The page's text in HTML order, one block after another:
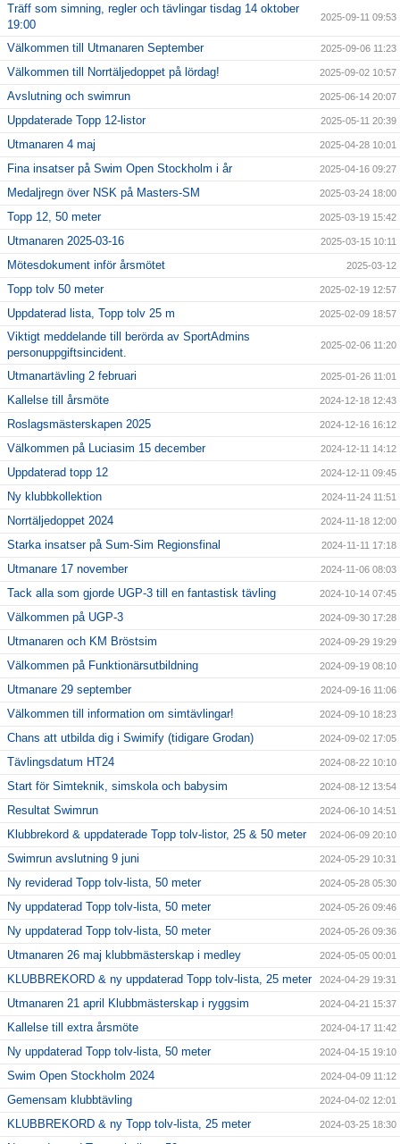
Träff som simning, regler och tävlingar tisdag 14 oktober
19:00
2025-09-11 09:53
Välkommen till Utmanaren September 2025-09-06 11:23
Välkommen till Norrtäljedoppet på lördag! 2025-09-02 10:57
Avslutning och swimrun 2025-06-14 20:07
Uppdaterade Topp 12-listor 2025-05-11 20:39
Utmanaren 4 maj 2025-04-28 10:01
Fina insatser på Swim Open Stockholm i år 2025-04-16 09:27
Medaljregn över NSK på Masters-SM 2025-03-24 18:00
Topp 12, 50 meter 2025-03-19 15:42
Utmanaren 2025-03-16 2025-03-15 10:11
Mötesdokument inför årsmötet 2025-03-12
Topp tolv 50 meter 2025-02-19 12:57
Uppdaterad lista, Topp tolv 25 m 2025-02-09 18:57
Viktigt meddelande till berörda av SportAdmins
personuppgiftsincident.
2025-02-06 11:20
Utmanartävling 2 februari 2025-01-26 11:01
Kallelse till årsmöte 2024-12-18 12:43
Roslagsmästerskapen 2025 2024-12-16 16:12
Välkommen på Luciasim 15 december 2024-12-11 14:12
Uppdaterad topp 12 2024-12-11 09:45
Ny klubbkollektion 2024-11-24 11:51
Norrtäljedoppet 2024 2024-11-18 12:00
Starka insatser på Sum-Sim Regionsfinal 2024-11-11 17:18
Utmanare 17 november 2024-11-06 08:03
Tack alla som gjorde UGP-3 till en fantastisk tävling 2024-10-14 07:45
Välkommen på UGP-3 2024-09-30 17:28
Utmanaren och KM Bröstsim 2024-09-29 19:29
Välkommen på Funktionärsutbildning 2024-09-19 08:10
Utmanare 29 september 2024-09-16 11:06
Välkommen till information om simtävlingar! 2024-09-10 18:23
Chans att utbilda dig i Swimify (tidigare Grodan) 2024-09-02 17:05
Tävlingsdatum HT24 2024-08-22 10:10
Start för Simteknik, simskola och babysim 2024-08-12 13:54
Resultat Swimrun 2024-06-10 14:51
Klubbrekord & uppdaterade Topp tolv-listor, 25 & 50 meter 2024-06-09 20:10
Swimrun avslutning 9 juni 2024-05-29 10:31
Ny reviderad Topp tolv-lista, 50 meter 2024-05-28 05:30
Ny uppdaterad Topp tolv-lista, 50 meter 2024-05-26 09:46
Ny uppdaterad Topp tolv-lista, 50 meter 2024-05-26 09:36
Utmanaren 26 maj klubbmästerskap i medley 2024-05-05 00:01
KLUBBREKORD & ny uppdaterad Topp tolv-lista, 25 meter 2024-04-29 19:31
Utmanaren 21 april Klubbmästerskap i ryggsim 2024-04-21 15:37
Kallelse till extra årsmöte 2024-04-17 11:42
Ny uppdaterad Topp tolv-lista, 50 meter 2024-04-15 19:10
Swim Open Stockholm 2024 2024-04-09 11:12
Gemensam klubbtävling 2024-04-02 12:01
KLUBBREKORD & ny Topp tolv-lista, 25 meter 2024-03-25 18:30